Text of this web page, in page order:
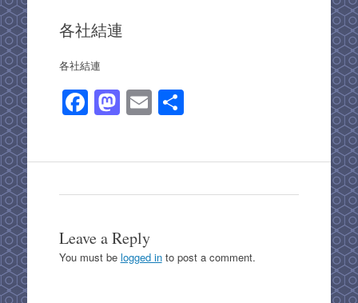
content各社結連
各社結連
F
a
c
b
o
o
M
a
st
d
o
n
E
m
ail
S
ar
Leave a Reply
You must be logged into post a comment.